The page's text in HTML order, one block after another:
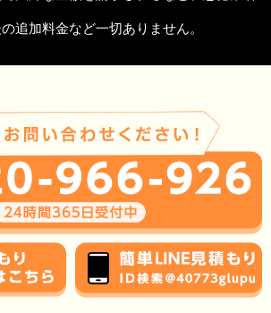
追加料金など一切ありません。